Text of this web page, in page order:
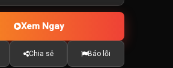
Xem Ngay
Chia sẻ Báo lỗi